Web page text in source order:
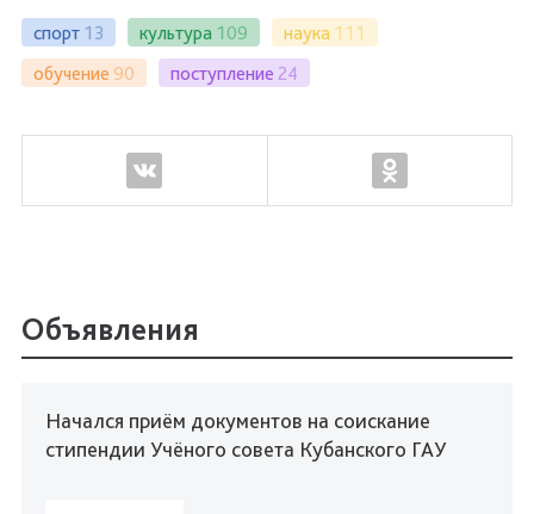
спорт 13 культура 109 наука 111
обучение 90 поступление 24
Объявления
Начался приём документов на соискание
стипендии Учёного совета Кубанского ГАУ